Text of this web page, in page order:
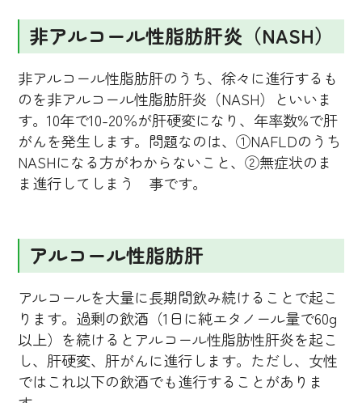
非アルコール性脂肪肝炎（NASH）
非アルコール性脂肪肝のうち、徐々に進行するも
のを非アルコール性脂肪肝炎（NASH）といいま
す。10年で10-20％が肝硬変になり、年率数%で肝
がんを発生します。問題なのは、①NAFLDのうち
NASHになる方がわからないこと、②無症状のま
ま進行してしまう 事です。
アルコール性脂肪肝
アルコールを大量に長期間飲み続けることで起こ
ります。過剰の飲酒（1日に純エタノール量で60g
以上）を続けるとアルコール性脂肪性肝炎を起こ
し、肝硬変、肝がんに進行します。ただし、女性
ではこれ以下の飲酒でも進行することがありま